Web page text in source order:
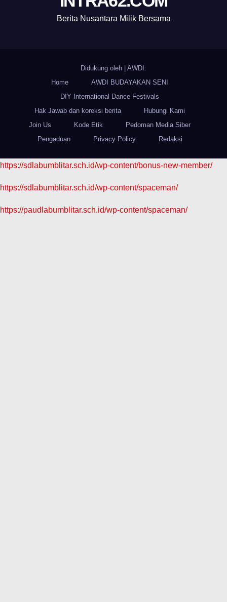
Berita Nusantara Milik Bersama
Didukung oleh
AWDI:
Home
AWDI BUDAYAKAN SENI
DIY International Dance Festivals
Hak Jawab dan koreksi berita
Hubungi Kami
Join Us
Kode Etik
Pedoman Media Siber
Pengaduan
Privacy Policy Redaksi
https://sdlabumblitar.sch.id/wp-content/bonus-new-member/
https://sdlabumblitar.sch.id/wp-content/spaceman/
https://paudlabumblitar.sch.id/wp-content/spaceman/